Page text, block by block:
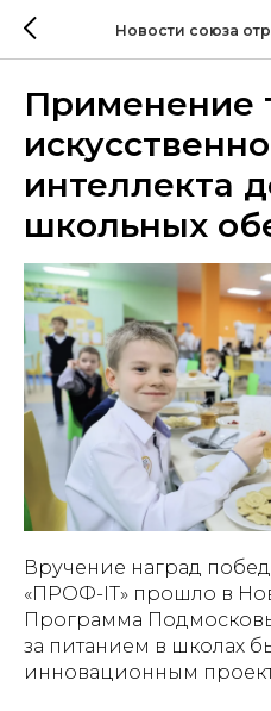
Новости союза
Применение
интеллекта
школьных
Вручение наград
«ПРОФ-IT» прошло в
Программа
за питанием в школах
инновационным